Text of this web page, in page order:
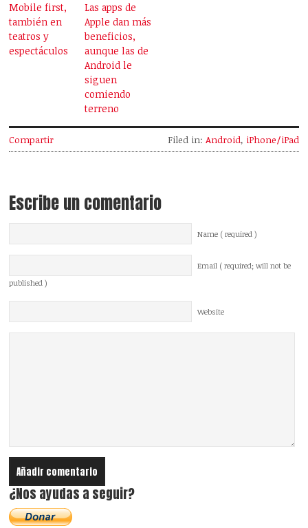
Mobile first,
también en
teatros y
espectáculos
Las apps de
Apple dan más
beneficios,
aunque las de
Android le
siguen
comiendo
terreno
Compartir Filed in: Android, iPhone/iPad
Escribe un comentario
Name ( required )
Email ( required; will not be
published )
Website
¿Nos ayudas a seguir?